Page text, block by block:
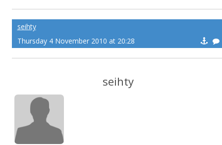
seihty
Thursday 4 November 2010 at 20:28
seihty